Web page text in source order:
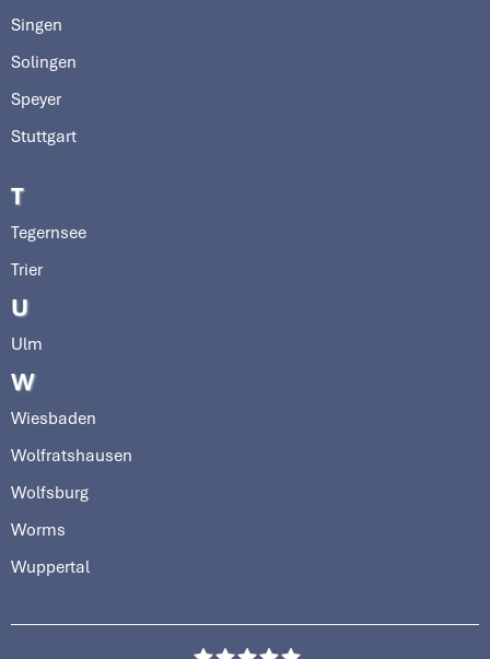
Singen
Solingen
Speyer
Stuttgart
T
Tegernsee
Trier
U
Ulm
W
Wiesbaden
Wolfratshausen
Wolfsburg
Worms
Wuppertal